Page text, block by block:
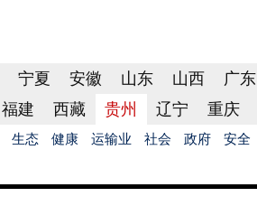
宁夏 安徽 山东 山西 广东
福建 西藏 贵州 辽宁 重庆
生态 健康 运输业 社会 政府 安全